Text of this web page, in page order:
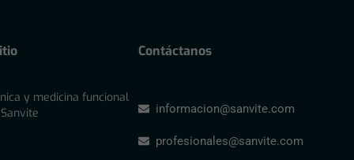
y medicina funcional
Contáctanos
informacion@sanvite.com
profesionales@sanvite.com